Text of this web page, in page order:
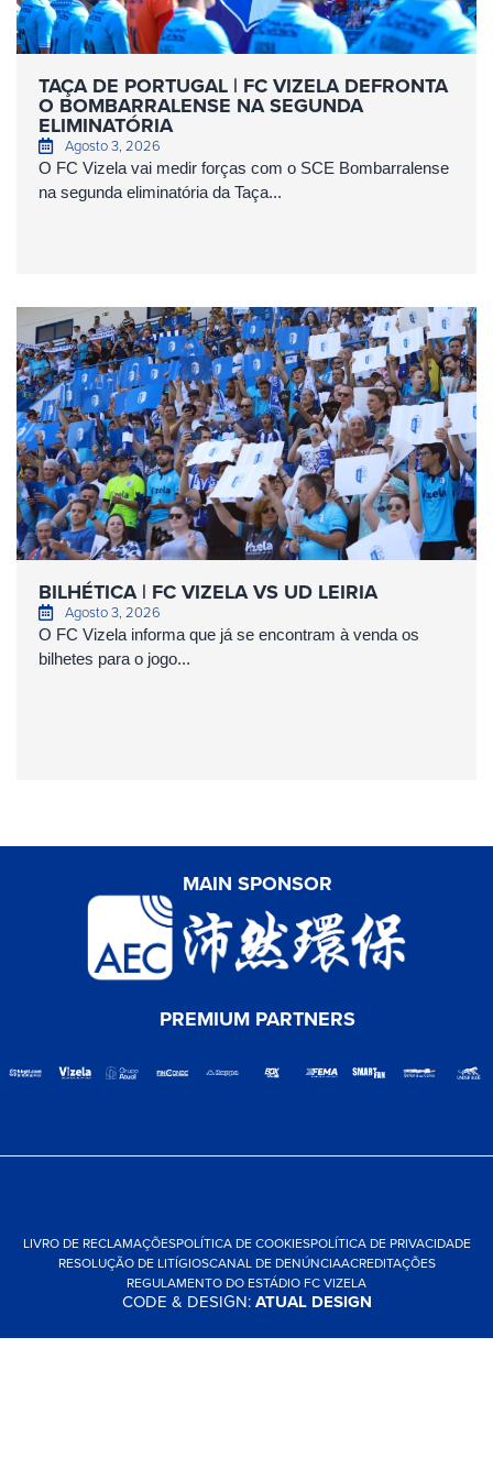
TAÇA DE PORTUGAL | FC VIZELA DEFRONTA
O BOMBARRALENSE NA SEGUNDA
ELIMINATÓRIA
Agosto 3, 2026
O FC Vizela vai medir forças com o SCE Bombarralense
na segunda eliminatória da Taça...
BILHÉTICA | FC VIZELA VS UD LEIRIA
Agosto 3, 2026
O FC Vizela informa que já se encontram à venda os
bilhetes para o jogo...
MAIN SPONSOR
PREMIUM PARTNERS
LIVRO DE RECLAMAÇÕESPOLÍTICA DE COOKIESPOLÍTICA DE PRIVACIDADE
RESOLUÇÃO DE LITÍGIOSCANAL DE DENÚNCIAACREDITAÇÕES
REGULAMENTO DO ESTÁDIO FC VIZELA
CODE & DESIGN:ATUAL DESIGN